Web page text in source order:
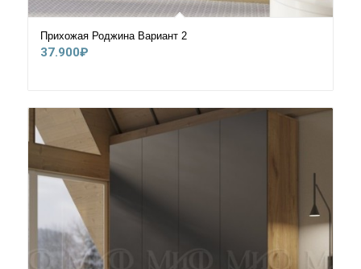
Прихожая Роджина Вариант 2
37.900₽